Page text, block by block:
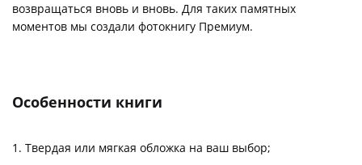
возвращаться вновь и вновь. Для таких памятных
моментов мы создали фотокнигу Премиум.
Особенности книги
Твердая или мягкая обложка на ваш выбор;